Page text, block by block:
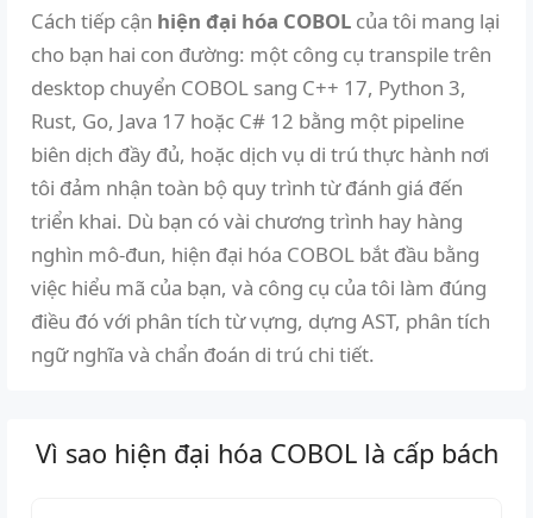
Cách tiếp cận hiện đại hóa COBOL của tôi mang lại
cho bạn hai con đường: một công cụ transpile trên
desktop chuyển COBOL sang C++ 17, Python 3,
Rust, Go, Java 17 hoặc C# 12 bằng một pipeline
biên dịch đầy đủ, hoặc dịch vụ di trú thực hành nơi
tôi đảm nhận toàn bộ quy trình từ đánh giá đến
triển khai. Dù bạn có vài chương trình hay hàng
nghìn mô-đun, hiện đại hóa COBOL bắt đầu bằng
việc hiểu mã của bạn, và công cụ của tôi làm đúng
điều đó với phân tích từ vựng, dựng AST, phân tích
ngữ nghĩa và chẩn đoán di trú chi tiết.
Vì sao hiện đại hóa COBOL là cấp bách